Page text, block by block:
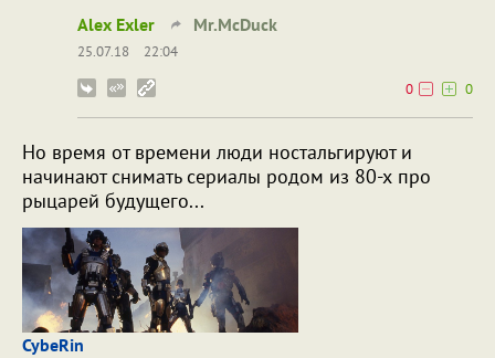
Alex Exler Mr.McDuck
25.07.18
22:04
0
0
Но время от времени люди ностальгируют и
начинают снимать сериалы родом из 80-х про
рыцарей будущего...
CybeRin